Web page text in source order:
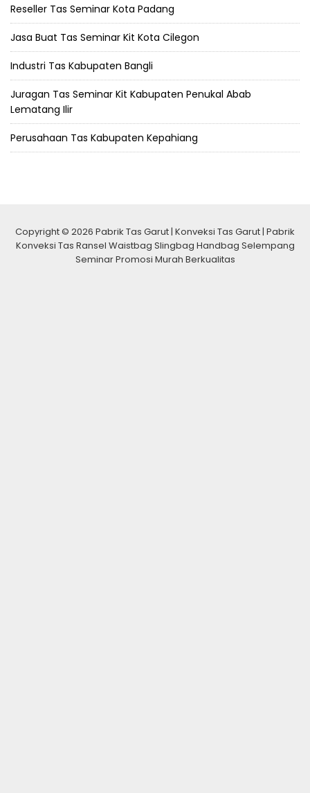
Reseller Tas Seminar Kota Padang
Jasa Buat Tas Seminar Kit Kota Cilegon
Industri Tas Kabupaten Bangli
Juragan Tas Seminar Kit Kabupaten Penukal Abab
Lematang Ilir
Perusahaan Tas Kabupaten Kepahiang
Copyright © 2026 Pabrik Tas Garut | Konveksi Tas Garut | Pabrik
Konveksi Tas Ransel Waistbag Slingbag Handbag Selempang
Seminar Promosi Murah Berkualitas